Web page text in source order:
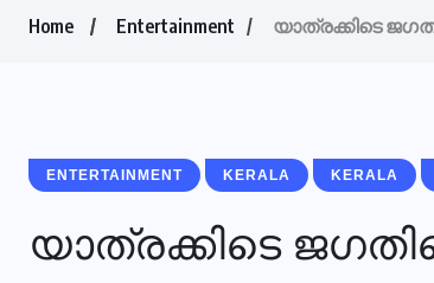
Home Entertainment യാത്രക്കിടെ
ENTERTAINMENT KERALA KERALA
യാത്രക്കിടെ